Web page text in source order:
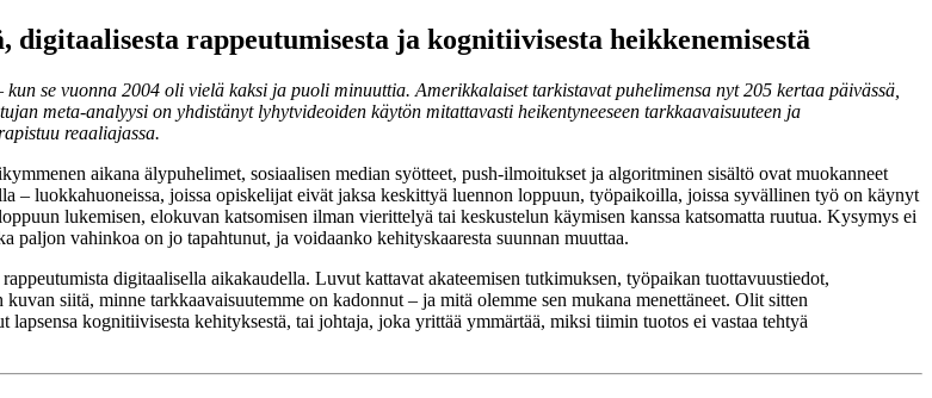
rappeutumisesta ja kognitiivisesta heikkenemisestä
se vuonna 2004 oli vielä kaksi ja puoli minuuttia. Amerikkalaiset tarkistavat puhelimensa nyt 205 kertaa päivässä,
meta-analyysi on yhdistänyt lyhytvideoiden käytön mitattavasti heikentyneeseen tarkkaavaisuuteen ja
reaaliajassa.
aikana älypuhelimet, sosiaalisen median syötteet, push-ilmoitukset ja algoritminen sisältö ovat muokanneet
– luokkahuoneissa, joissa opiskelijat eivät jaksa keskittyä luennon loppuun, työpaikoilla, joissa syvällinen työ on käynyt
lukemisen, elokuvan katsomisen ilman vierittelyä tai keskustelun käymisen kanssa katsomatta ruutua. Kysymys ei
vahinkoa on jo tapahtunut, ja voidaanko kehityskaaresta suunnan muuttaa.
digitaalisella aikakaudella. Luvut kattavat akateemisen tutkimuksen, työpaikan tuottavuustiedot,
siitä, minne tarkkaavaisuutemme on kadonnut – ja mitä olemme sen mukana menettäneet. Olit sitten
kognitiivisesta kehityksestä, tai johtaja, joka yrittää ymmärtää, miksi tiimin tuotos ei vastaa tehtyä